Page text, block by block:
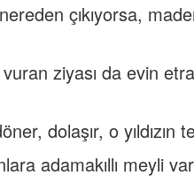
çıkıyorsa,
ziyası da evin
dolaşır, o yıldızın
adamakıllı meyli